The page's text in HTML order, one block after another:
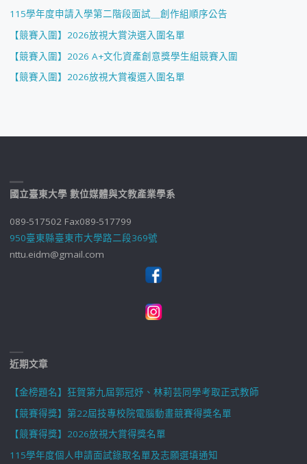
115學年度申請入學第二階段面試＿創作組順序公告
【競賽入圍】2026放視大賞決選入圍名單
【競賽入圍】2026 A+文化資產創意獎學生組競賽入圍
【競賽入圍】2026放視大賞複選入圍名單
國立臺東大學 數位媒體與文教產業學系
089-517502 Fax089-517799
950臺東縣臺東市大學路二段369號
nttu.eidm@gmail.com
近期文章
【金榜題名】狂賀第九屆郭冠妤、林莉芸同學考取正式教師
【競賽得獎】第22屆技專校院電腦動畫競賽得獎名單
【競賽得獎】2026放視大賞得獎名單
115學年度個人申請面試錄取名單及志願選填通知